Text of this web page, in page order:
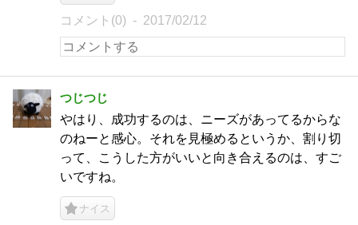
コメント(0) 2017/02/12
つじつじ
やはり、成功するのは、ニーズがあってるからな
のねーと感心。それを見極めるというか、割り切
って、こうした方がいいと向き合えるのは、すご
いですね。
ナイス